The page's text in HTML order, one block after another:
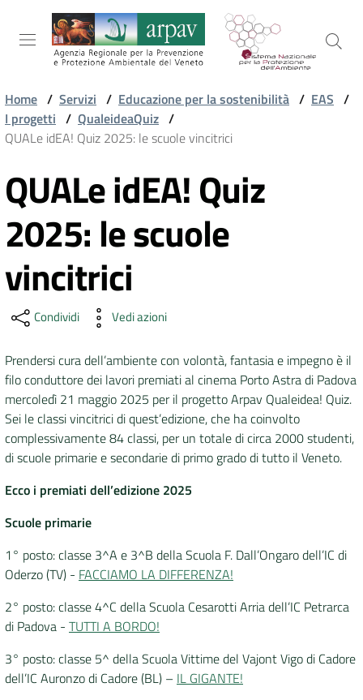
Salta al contenuto
Salta alla navigazione
Salta al footer
ARPAV
TEMI
AMBIENTALI
TERRITORIO
DATI
AMBIENTALI
su
Home / Servizi / Educazione per la sostenibilità / EAS /
I progetti / QualeideaQuiz /
QUALe idEA! Quiz 2025: le scuole vincitrici
Vai al contenuto
QUALe idEA! Quiz
2025: le scuole
vincitrici
Condividi Vedi azioni
Prendersi cura dell’ambiente con volontà, fantasia e impegno è il
filo conduttore dei lavori premiati al cinema Porto Astra di Padova
mercoledì 21 maggio 2025 per il progetto Arpav Qualeidea! Quiz.
Sei le classi vincitrici di quest’edizione, che ha coinvolto
complessivamente 84 classi, per un totale di circa 2000 studenti,
di scuole primarie e secondarie di primo grado di tutto il Veneto.
Ecco i premiati dell’edizione 2025
Scuole primarie
1° posto: classe 3^A e 3^B della Scuola F. Dall’Ongaro dell’IC di
Oderzo (TV) - FACCIAMO LA DIFFERENZA!
2° posto: classe 4^C della Scuola Cesarotti Arria dell’IC Petrarca
di Padova - TUTTI A BORDO!
3° posto: classe 5^ della Scuola Vittime del Vajont Vigo di Cadore
dell’IC Auronzo di Cadore (BL) – IL GIGANTE!